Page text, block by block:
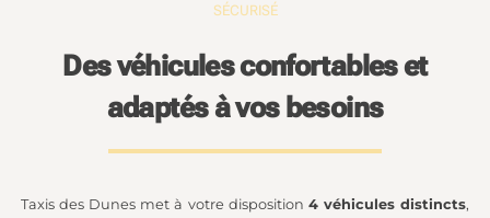
SÉCURISÉ
Des véhicules confortables et
adaptés à vos besoins
Taxis des Dunes met à votre disposition 4 véhicules distincts,